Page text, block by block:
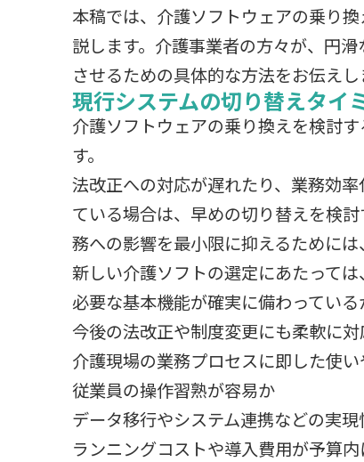
本稿では、介護ソフトウェアの乗り
説します。介護事業者の方々が、円
させるための具体的な方法をお伝えし
現行システムの切り替えタイ
介護ソフトウェアの乗り換えを検討
す。
法改正への対応が遅れたり、業務効
ている場合は、早めの切り替えを検
務への影響を最小限に抑えるために
新しい介護ソフトの選定にあたって
必要な基本機能が確実に備わっている
今後の法改正や制度変更にも柔軟に
介護現場の業務プロセスに即した使
従業員の操作習熟が容易か
データ移行やシステム連携などの実
ランニングコストや導入費用が予算